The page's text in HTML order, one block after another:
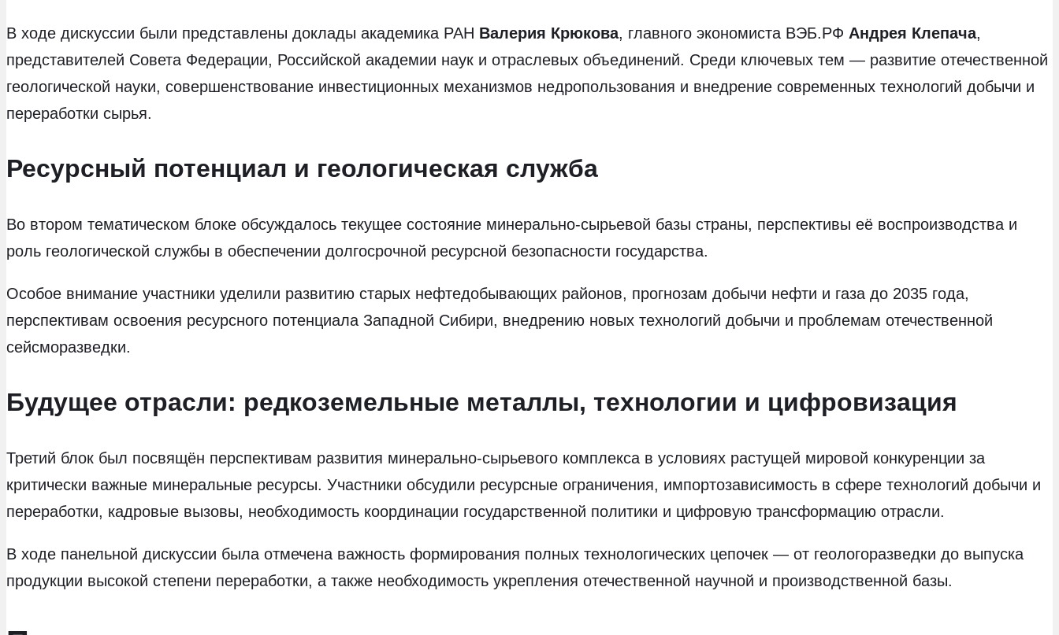
В ходе дискуссии были представлены доклады академика РАН Валерия Крюкова, главного экономиста ВЭБ.РФ Андрея Клепача,
представителей Совета Федерации, Российской академии наук и отраслевых объединений. Среди ключевых тем — развитие отечественной
геологической науки, совершенствование инвестиционных механизмов недропользования и внедрение современных технологий добычи и
переработки сырья.
Ресурсный потенциал и геологическая служба
Во втором тематическом блоке обсуждалось текущее состояние минерально-сырьевой базы страны, перспективы её воспроизводства и
роль геологической службы в обеспечении долгосрочной ресурсной безопасности государства.
Особое внимание участники уделили развитию старых нефтедобывающих районов, прогнозам добычи нефти и газа до 2035 года,
перспективам освоения ресурсного потенциала Западной Сибири, внедрению новых технологий добычи и проблемам отечественной
сейсморазведки.
Будущее отрасли: редкоземельные металлы, технологии и цифровизация
Третий блок был посвящён перспективам развития минерально-сырьевого комплекса в условиях растущей мировой конкуренции за
критически важные минеральные ресурсы. Участники обсудили ресурсные ограничения, импортозависимость в сфере технологий добычи и
переработки, кадровые вызовы, необходимость координации государственной политики и цифровую трансформацию отрасли.
В ходе панельной дискуссии была отмечена важность формирования полных технологических цепочек — от геологоразведки до выпуска
продукции высокой степени переработки, а также необходимость укрепления отечественной научной и производственной базы.